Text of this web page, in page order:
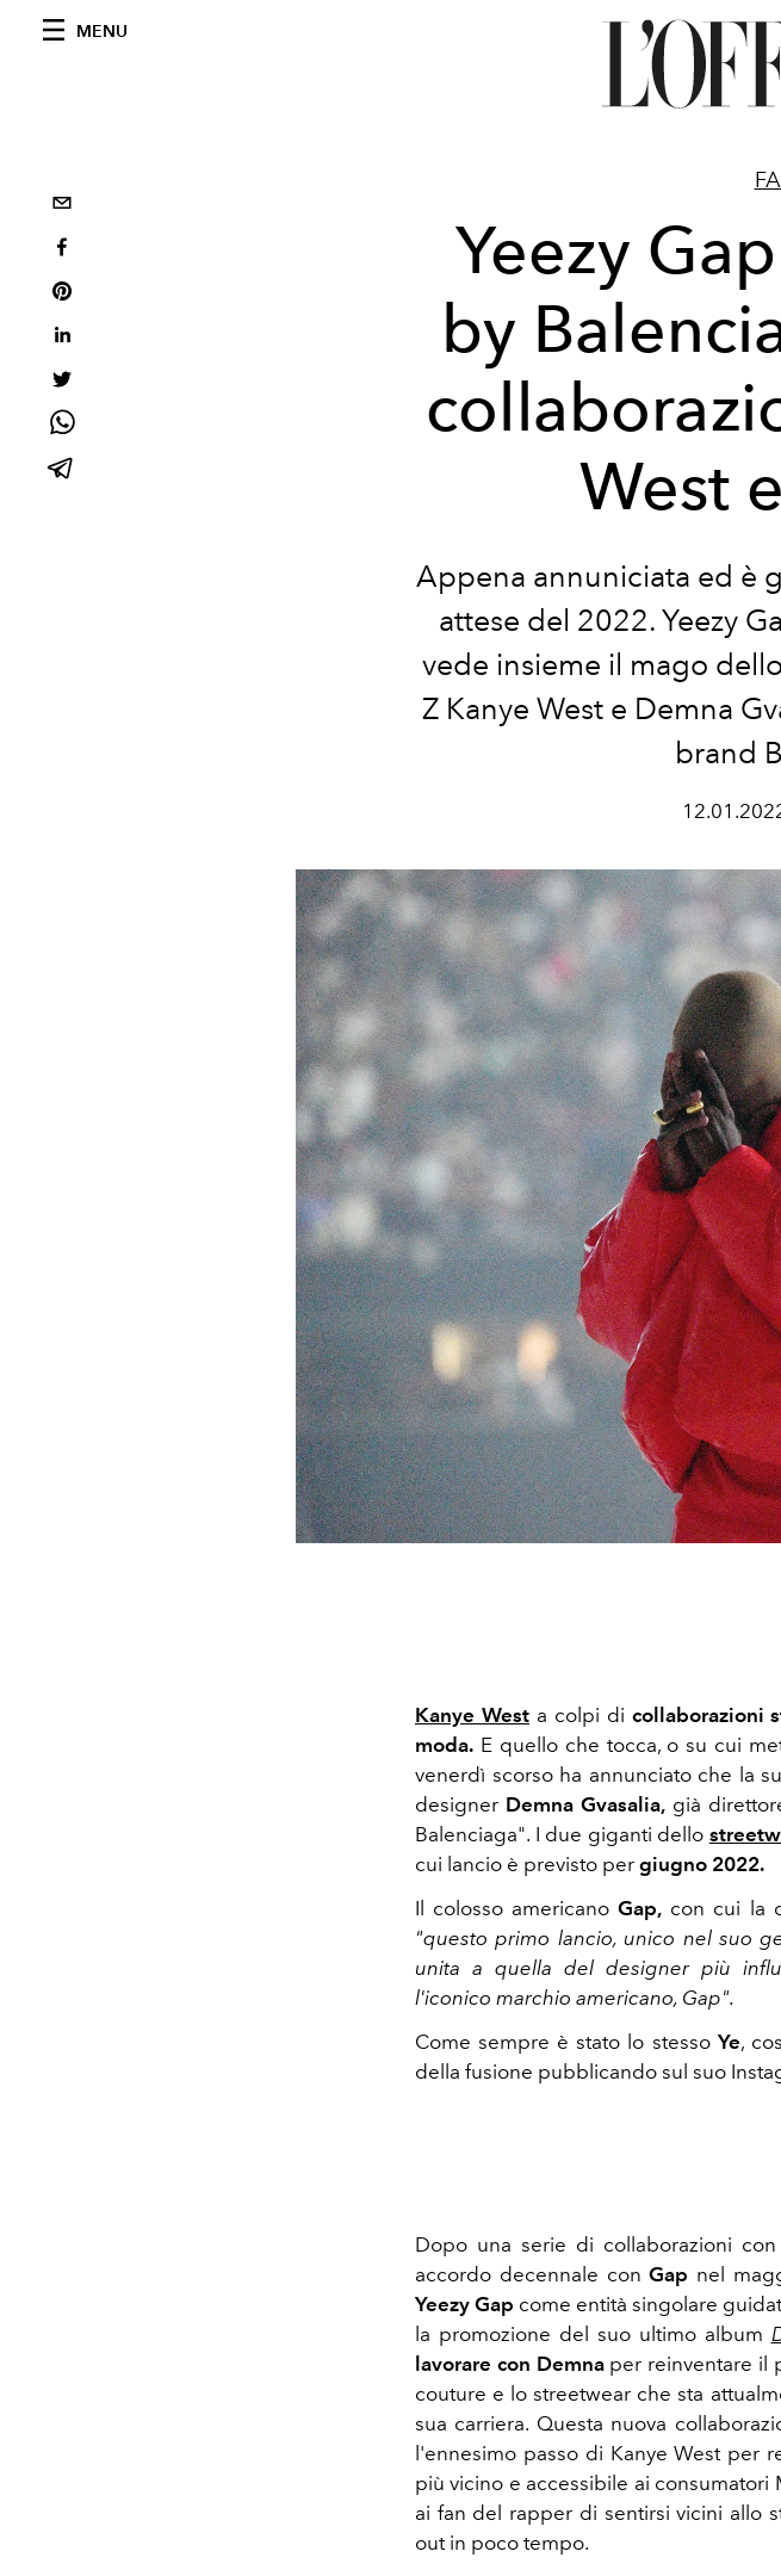
MENU
Yeezy
by
West
Appena annuniciata ed è
attese del 2022. Yeezy
vede insieme il mago
Z Kanye West e Demna
brand
Kanye Westa colpi di collaborazioni
moda. E quello che tocca, o su cui
venerdì scorso ha annunciato che la
designer Demna Gvasalia, già
Balenciaga". I due giganti dello
cui lancio è previsto per giugno 2022.
Il colosso americanoGap, con cui la
"questo primo lancio, unico nel suo
unita a quella del designer più
l'iconico marchio americano, Gap".
Come sempre è stato lo stesso Ye,
della fusione pubblicando sul suo
Dopo una serie di collaborazioni
accordo decennale conGap nel
Yeezy Gap come entità singolare
la promozione del suo ultimo album
lavorare con Demna per reinventare il
couture e lo streetwear che sta
sua carriera. Questa nuova
l'ennesimo passo di Kanye West per
più vicino e accessibile ai consumatori
ai fan del rapper di sentirsi vicini allo
out in poco tempo.